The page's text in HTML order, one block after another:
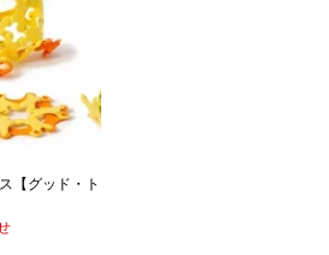
【グッド・ト